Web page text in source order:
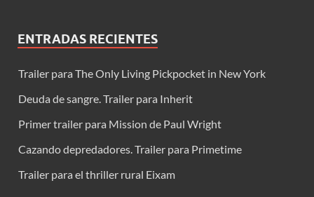
ENTRADAS RECIENTES
Trailer para The Only Living Pickpocket in New York
Deuda de sangre. Trailer para Inherit
Primer trailer para Mission de Paul Wright
Cazando depredadores. Trailer para Primetime
Trailer para el thriller rural Eixam